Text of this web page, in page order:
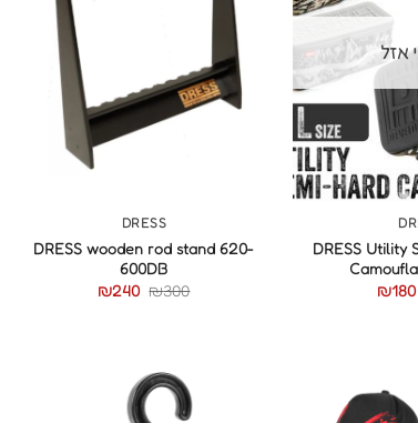
+
אזל
DRESS Utility
המחיר
₪180
המחיר
DRESS
DRESS wooden rod stand 620-
600DB
₪300
₪240